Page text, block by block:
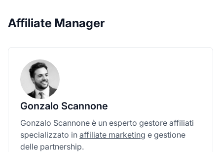
Affiliate Manager
Gonzalo Scannone
Gonzalo Scannone è un esperto gestore affiliati
specializzato in affiliate marketing e gestione
delle partnership.